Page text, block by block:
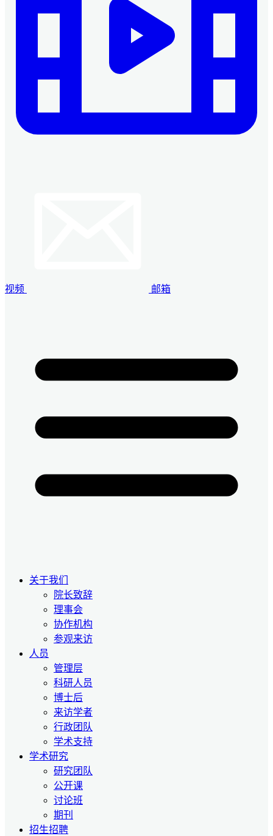
视频 邮箱
关于我们
院长致辞
理事会
协作机构
参观来访
人员
管理层
科研人员
博士后
来访学者
行政团队
学术支持
学术研究
研究团队
公开课
讨论班
期刊
招生招聘